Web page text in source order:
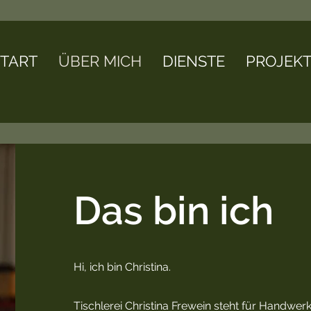
ÜBER MICH DIENSTE
Das bin ich
Hi, ich bin Christina.
Tischlerei Christina Frewein steht für